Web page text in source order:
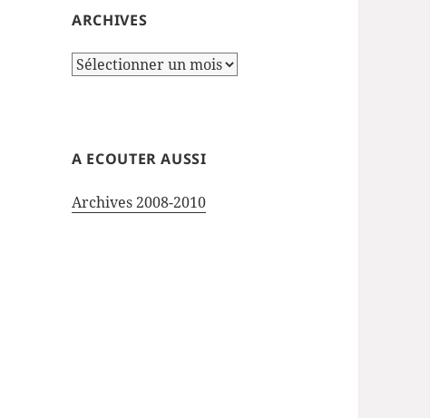
ARCHIVES
Archives
A ECOUTER AUSSI
Archives 2008-2010